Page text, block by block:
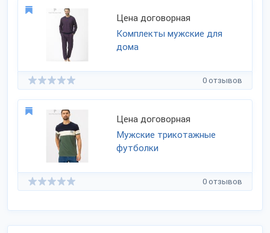
Цена договорная
Комплекты мужские для
дома
0 отзывов
Цена договорная
Мужские трикотажные
футболки
0 отзывов